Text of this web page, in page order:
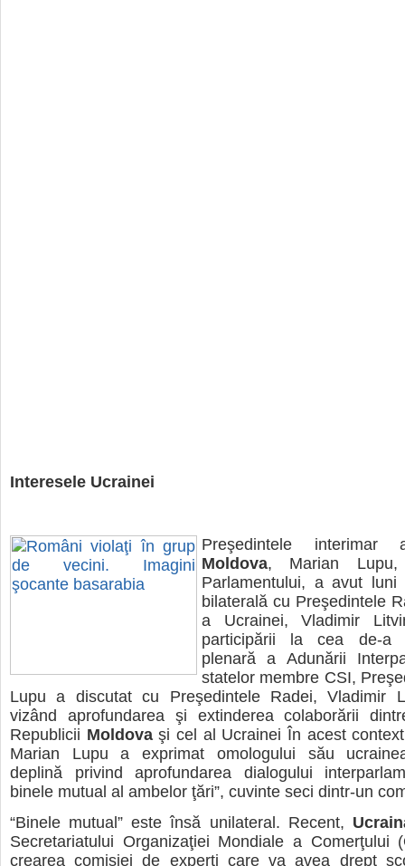
Interesele Ucrainei
Preşedintele interimar
Moldova, Marian Lupu,
Parlamentului, a avut luni
bilaterală cu Preşedintele
a Ucrainei, Vladimir
participării la cea de-a
plenară a Adunării
statelor membre CSI,
Lupu a discutat cu Preşedintele Radei, Vladimir
vizând aprofundarea şi extinderea colaborării
Republicii Moldovaşi cel al Ucrainei În acest
Marian Lupu a exprimat omologului său
deplină privind aprofundarea dialogului
binele mutual al ambelor ţări”, cuvinte seci dintr-un
“Binele mutual” este însă unilateral. Recent,
Secretariatului Organizaţiei Mondiale a Comerţului
crearea comisiei de experţi care va avea drept